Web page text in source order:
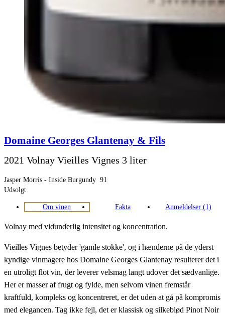
Domaine Georges Glantenay & Fils
2021 Volnay Vieilles Vignes 3 liter
Jasper Morris - Inside Burgundy 91
Udsolgt
Om vinen Fakta Anmeldelser (1)
Volnay med vidunderlig intensitet og koncentration.
Vieilles Vignes betyder 'gamle stokke', og i hænderne på de yderst
kyndige vinmagere hos Domaine Georges Glantenay resulterer det i
en utroligt flot vin, der leverer velsmag langt udover det sædvanlige.
Her er masser af frugt og fylde, men selvom vinen fremstår
kraftfuld, kompleks og koncentreret, er det uden at gå på kompromis
med elegancen. Tag ikke fejl, det er klassisk og silkeblød Pinot Noir